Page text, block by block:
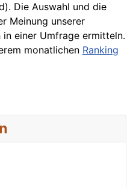
Die Auswahl und die
Meinung unserer
in einer Umfrage ermitteln.
monatlichen Ranking